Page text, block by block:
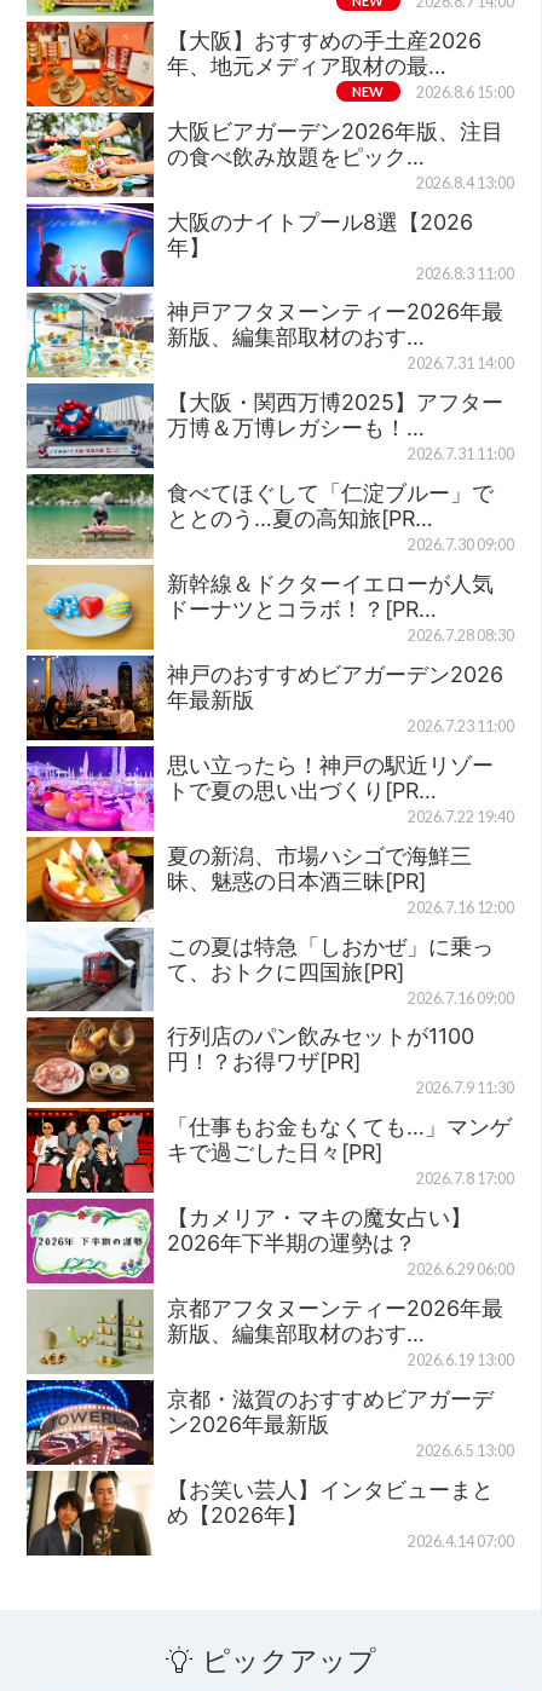
【大阪】おすすめの手土産2026
年、地元メディア取材の最…
NEW 2026.8.6 15:00
大阪ビアガーデン2026年版、注目
の食べ飲み放題をピック…
2026.8.4 13:00
大阪のナイトプール8選【2026
年】
2026.8.3 11:00
神戸アフタヌーンティー2026年最
新版、編集部取材のおす…
2026.7.31 14:00
【大阪・関西万博2025】アフター
万博＆万博レガシーも！…
2026.7.31 11:00
食べてほぐして「仁淀ブルー」で
ととのう…夏の高知旅[PR…
2026.7.30 09:00
新幹線＆ドクターイエローが人気
ドーナツとコラボ！？[PR…
2026.7.28 08:30
神戸のおすすめビアガーデン2026
年最新版
2026.7.23 11:00
思い立ったら！神戸の駅近リゾー
トで夏の思い出づくり[PR…
2026.7.22 19:40
夏の新潟、市場ハシゴで海鮮三
昧、魅惑の日本酒三昧[PR]
2026.7.16 12:00
この夏は特急「しおかぜ」に乗っ
て、おトクに四国旅[PR]
2026.7.16 09:00
行列店のパン飲みセットが1100
円！？お得ワザ[PR]
2026.7.9 11:30
「仕事もお金もなくても…」マンゲ
キで過ごした日々[PR]
2026.7.8 17:00
【カメリア・マキの魔女占い】
2026年下半期の運勢は？
2026.6.29 06:00
京都アフタヌーンティー2026年最
新版、編集部取材のおす…
2026.6.19 13:00
京都・滋賀のおすすめビアガーデ
ン2026年最新版
2026.6.5 13:00
【お笑い芸人】インタビューまと
め【2026年】
2026.4.14 07:00
ピックアップ